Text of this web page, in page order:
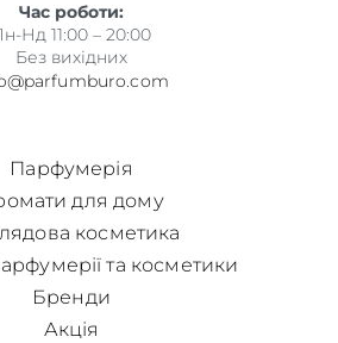
Час роботи:
Нд 11:00 – 20:00
Без вихідних
Парфумерія
для дому
косметика
та косметики
Бренди
Акція